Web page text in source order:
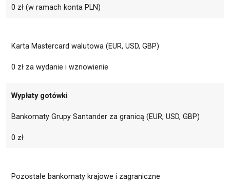
0 zł (w ramach konta PLN)
Karta Mastercard walutowa (EUR, USD, GBP)
0 zł za wydanie i wznowienie
Wypłaty gotówki
Bankomaty Grupy Santander za granicą (EUR, USD, GBP)
0 zł
Pozostałe bankomaty krajowe i zagraniczne